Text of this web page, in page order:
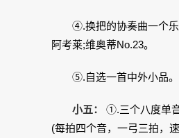
④.换把的协奏曲一个乐
阿考莱;维奥蒂No.23。
⑤.自选一首中外小品。
小五：
①.三个八度单
(每拍四个音，一弓三拍，